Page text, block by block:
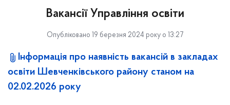
Вакансії Управління освіти
Опубліковано 19 березня 2024 року о 13:27
Інформація про наявність вакансій в закладах
освіти Шевченківського району станом на
02.02.2026 року